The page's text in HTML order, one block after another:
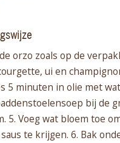
orzo zoals op de
ui en
5 minuten in olie met
bij de
5. Voeg wat bloem toe
te krijgen. 6. Bak